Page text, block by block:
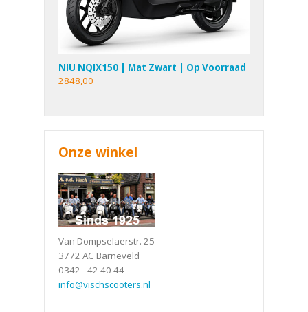
NIU NQIX150 | Mat Zwart | Op Voorraad
2848,00
Onze winkel
Van Dompselaerstr. 25
3772 AC Barneveld
0342 - 42 40 44
info@vischscooters.nl